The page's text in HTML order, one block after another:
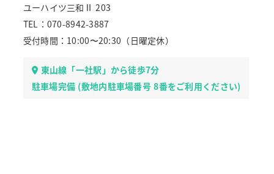
ユーハイツ三和Ⅱ 203
TEL：070-8942-3887
受付時間：10:00〜20:30（日曜定休）
東山線「一社駅」から徒歩7分
駐車場完備 (敷地内駐車場番号 8番をご利用ください)